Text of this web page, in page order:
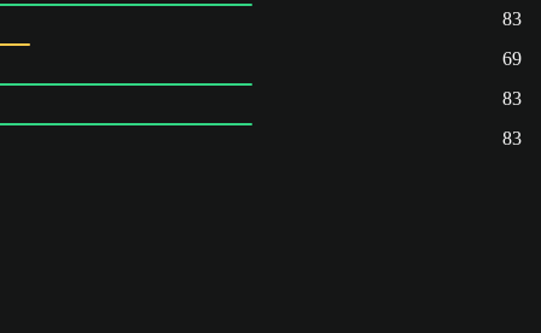
83
69
83
83